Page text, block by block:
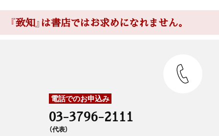
『致知』は書店ではお求めになれません。
電話でのお申込み
03-3796-2111
（代表）